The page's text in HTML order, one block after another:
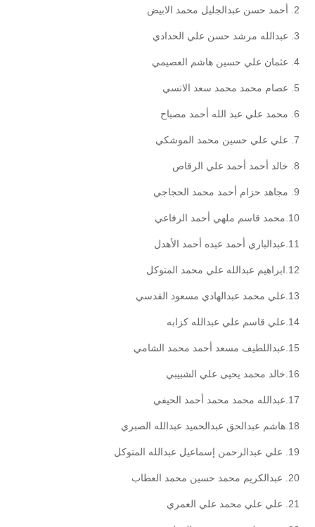
2. أحمد حسن عبدالجليل محمد الابيض
3. عبدالله مرشد حسن علي الحدادي
4. عثمان علي حسين هاشم العصيمي
5. عصام محمد محمد سعد الانسي
6. محمد علي عبد الله أحمد مصباح
7. علي علي حسين محمد الموشكي
8. خالد أحمد أحمد علي الرقاص
9. مجاهد حزام أحمد محمد الحجاجي
10.محمد قاسم ملهي أحمد الرفاعي
11.عبدالباري أحمد عبده أحمد الأهدل
12.ابراهيم عبدالله علي محمد المتوكل
13.علي محمد عبدالهادي مسعود القدسي
14.علي قاسم علي عبدالله كزابه
15.عبداللطيف مسعد أحمد محمد الشامي
16.خالد محمد يحيى علي الشبيبي
17.عبدالله محمد محمد أحمد الحيفي
18.هاشم عبدالحق عبدالحميد عبدالله الصبري
19. علي عبدالرحمن إسماعيل عبدالله المتوكل
20. عبدالكريم محمد حسين محمد العطاب
21. علي علي محمد علي العمري